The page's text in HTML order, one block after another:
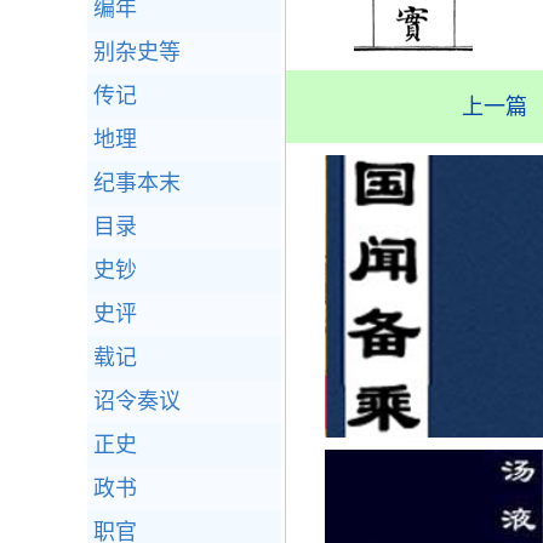
上一篇
编年
别杂史等
传记
地理
纪事本末
目录
史钞
史评
载记
诏令奏议
正史
政书
职官